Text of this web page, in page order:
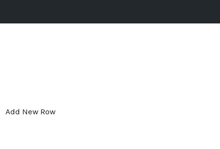
Add New Row